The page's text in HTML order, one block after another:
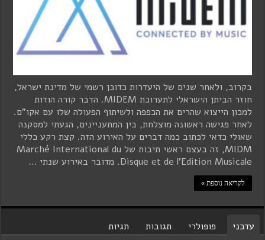
בקרוב, ולאחר שנים של היעדרות כדוכן רשמי של מדינת ישראל,
חוזר הביתן הישראלי לתערוכת MIDEM. הדבר קורה הודות
למכון הייצוא שהרים את הכפפה ולשיתוף הפעולה שלו עם אקו"ם.
לאחר פגישה ראשונה מוצלחת, בין המתעניינים, הגעתי למסקנה
שאולי כדאי לכתוב כמה דברים על האירוע הזה. קצת רקע כללי
MIDM, זה בעצם ראשי תיבות של Marché International du
Disque et de l'Edition Musicale. מדובר באירוע שנתי …
לקריאה נוספת »
עדכני פופולרי תגובות
תגיות